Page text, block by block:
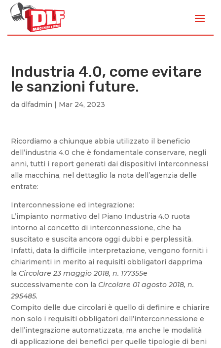
Industria 4.0, come evitare
le sanzioni future.
dadlfadmin | Mar 24, 2023
Ricordiamo a chiunque abbia utilizzato il beneficio
dell’industria 4.0 che è fondamentale conservare, negli
anni, tutti i report generati dai dispositivi interconnessi
alla macchina, nel dettaglio la nota dell’agenzia delle
entrate:
Interconnessione ed integrazione:
L’impianto normativo del Piano Industria 4.0 ruota
intorno al concetto di interconnessione, che ha
suscitato e suscita ancora oggi dubbi e perplessità.
Infatti, data la difficile interpretazione, vengono forniti i
chiarimenti in merito ai requisiti obbligatori dapprima
la Circolare 23 maggio 2018, n. 177355e
successivamente con la Circolare 01 agosto 2018, n.
295485.
Compito delle due circolari è quello di definire e chiarire
non solo i requisiti obbligatori dell’interconnessione e
dell’integrazione automatizzata, ma anche le modalità
di applicazione dei benefici per quelle tipologie di beni